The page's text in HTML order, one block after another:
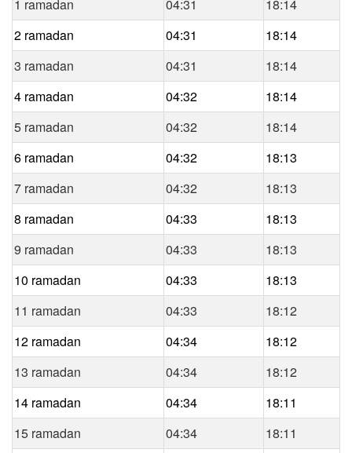
1 ramadan
04:31
18:14
2 ramadan
04:31
18:14
3 ramadan
04:31
18:14
4 ramadan
04:32
18:14
5 ramadan
04:32
18:14
6 ramadan
04:32
18:13
7 ramadan
04:32
18:13
8 ramadan
04:33
18:13
9 ramadan
04:33
18:13
10 ramadan
04:33
18:13
11 ramadan
04:33
18:12
12 ramadan
04:34
18:12
13 ramadan
04:34
18:12
14 ramadan
04:34
18:11
15 ramadan
04:34
18:11